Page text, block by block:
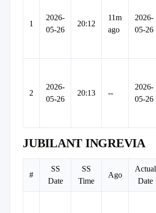
1
2026-
05-26
20:12
11m
ago
2026-
05-26
2
2026-
05-26
20:13 --
2026-
05-26
JUBILANT INGREVIA
#
SS
Date
SS
Time
Ago
Actual
Date